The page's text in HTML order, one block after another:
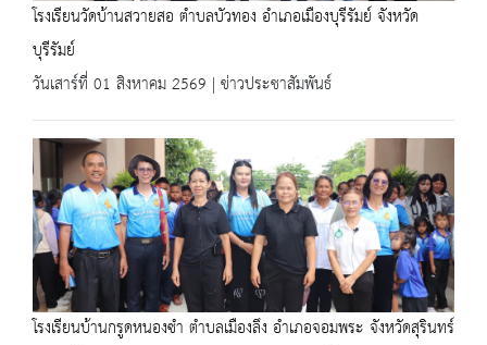
โรงเรียนวัดบ้านสวายสอ ตำบลบัวทอง อำเภอเมืองบุรีรัมย์ จังหวัด
บุรีรัมย์
วันเสาร์ที่ 01 สิงหาคม 2569 | ข่าวประชาสัมพันธ์
โรงเรียนบ้านกรูดหนองซำ ตำบลเมืองลึง อำเภอจอมพระ จังหวัดสุรินทร์